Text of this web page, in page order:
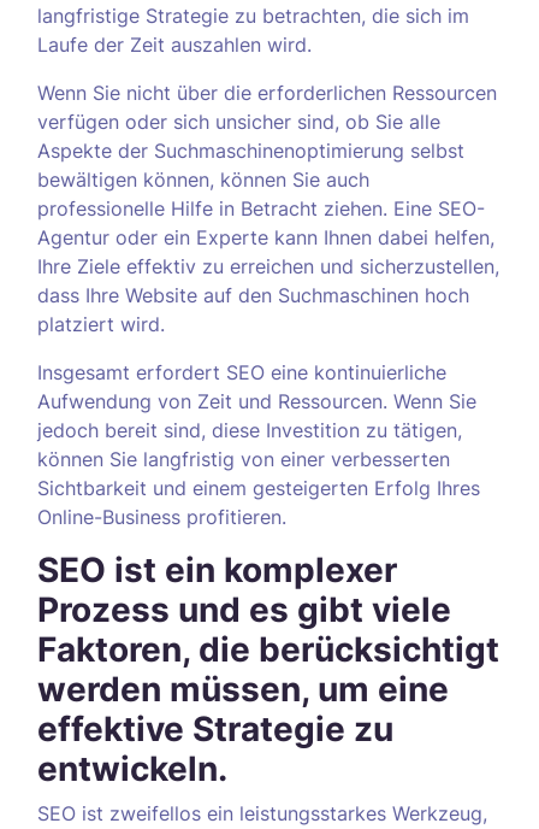
langfristige Strategie zu betrachten, die sich im
Laufe der Zeit auszahlen wird.
Wenn Sie nicht über die erforderlichen Ressourcen
verfügen oder sich unsicher sind, ob Sie alle
Aspekte der Suchmaschinenoptimierung selbst
bewältigen können, können Sie auch
professionelle Hilfe in Betracht ziehen. Eine SEO-
Agentur oder ein Experte kann Ihnen dabei helfen,
Ihre Ziele effektiv zu erreichen und sicherzustellen,
dass Ihre Website auf den Suchmaschinen hoch
platziert wird.
Insgesamt erfordert SEO eine kontinuierliche
Aufwendung von Zeit und Ressourcen. Wenn Sie
jedoch bereit sind, diese Investition zu tätigen,
können Sie langfristig von einer verbesserten
Sichtbarkeit und einem gesteigerten Erfolg Ihres
Online-Business profitieren.
SEO ist ein komplexer
Prozess und es gibt viele
Faktoren, die berücksichtigt
werden müssen, um eine
effektive Strategie zu
entwickeln.
SEO ist zweifellos ein leistungsstarkes Werkzeug,